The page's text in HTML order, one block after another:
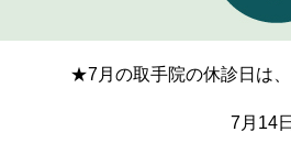
★7月の取手院の休診日は、
7月14日